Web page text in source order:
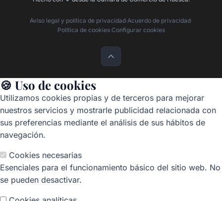
Aviso legal y política de privacidad·Acuerdo de privacidad·
Política de cookies·Configurar cookies
🍪 Uso de cookies
Utilizamos cookies propias y de terceros para mejorar
nuestros servicios y mostrarle publicidad relacionada con
sus preferencias mediante el análisis de sus hábitos de
navegación.
Cookies necesarias
Esenciales para el funcionamiento básico del sitio web. No
se pueden desactivar.